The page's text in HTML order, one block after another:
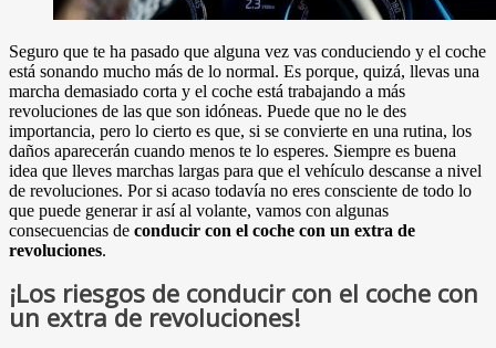
Seguro que te ha pasado que alguna vez vas conduciendo y el coche
está sonando mucho más de lo normal. Es porque, quizá, llevas una
marcha demasiado corta y el coche está trabajando a más
revoluciones de las que son idóneas. Puede que no le des
importancia, pero lo cierto es que, si se convierte en una rutina, los
daños aparecerán cuando menos te lo esperes. Siempre es buena
idea que lleves marchas largas para que el vehículo descanse a nivel
de revoluciones. Por si acaso todavía no eres consciente de todo lo
que puede generar ir así al volante, vamos con algunas
consecuencias de conducir con el coche con un extra de
revoluciones.
¡Los riesgos de conducir con el coche con
un extra de revoluciones!